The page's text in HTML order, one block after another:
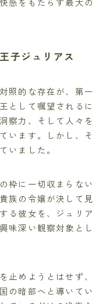
子ジュリアス
照的な存在が、第一
として嘱望されるに
察力、そして人々を
います。しかし、そ
いました。
枠に一切収まらない
族の令嬢が決して見
る彼女を、ジュリア
味深い観察対象とし
止めようとはせず、
の暗部へと導いてい